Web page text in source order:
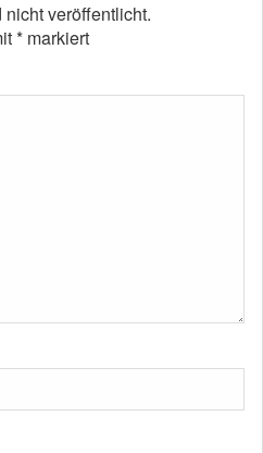
veröffentlicht.
* markiert